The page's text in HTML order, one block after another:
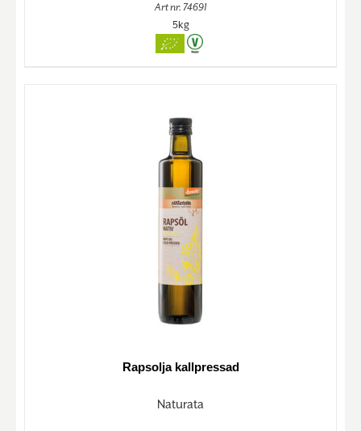
Art nr. 74691
5kg
Rapsolja kallpressad
Naturata